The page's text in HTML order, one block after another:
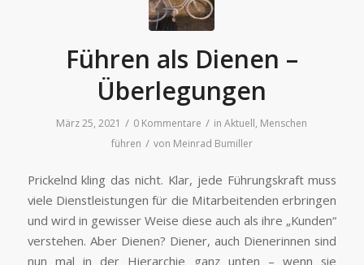
Führen als Dienen –
Überlegungen
März 25, 2021 / 0 Kommentare / inAktuell, Menschen
führen / von Meinrad Bumiller
Prickelnd kling das nicht. Klar, jede Führungskraft muss
viele Dienstleistungen für die Mitarbeitenden erbringen
und wird in gewisser Weise diese auch als ihre „Kunden“
verstehen. Aber Dienen? Diener, auch Dienerinnen sind
nun mal in der Hierarchie ganz unten – wenn sie